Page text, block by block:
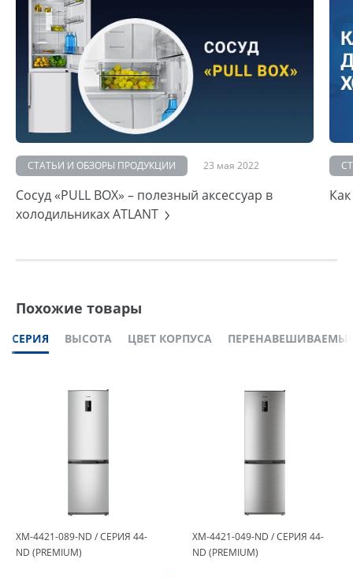
СТАТЬИ И ОБЗОРЫ ПРОДУКЦИИ 23 мая 2022
Сосуд «PULL BOX» – полезный аксессуар в
холодильниках ATLANT
Похожие товары
СЕРИЯ ВЫСОТА ЦВЕТ КОРПУСА
ХМ-4421-089-ND / СЕРИЯ 44-
ND (PREMIUM)
ХМ-4421-049-ND / СЕРИЯ 44-
ND (PREMIUM)